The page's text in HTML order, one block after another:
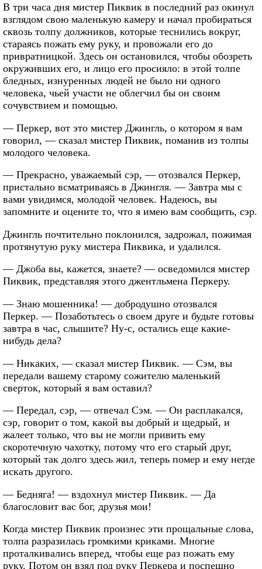
В три часа дня мистер Пиквик в последний раз окинул
взглядом свою маленькую камеру и начал пробираться
сквозь толпу должников, которые теснились вокруг,
стараясь пожать ему руку, и провожали его до
привратницкой. Здесь он остановился, чтобы обозреть
окруживших его, и лицо его просияло: в этой толпе
бледных, изнуренных людей не было ни одного
человека, чьей участи не облегчил бы он своим
сочувствием и помощью.
— Перкер, вот это мистер Джингль, о котором я вам
говорил, — сказал мистер Пиквик, поманив из толпы
молодого человека.
— Прекрасно, уважаемый сэр, — отозвался Перкер,
пристально всматриваясь в Джингля. — Завтра мы с
вами увидимся, молодой человек. Надеюсь, вы
запомните и оцените то, что я имею вам сообщить, сэр.
Джингль почтительно поклонился, задрожал, пожимая
протянутую руку мистера Пиквика, и удалился.
— Джоба вы, кажется, знаете? — осведомился мистер
Пиквик, представляя этого джентльмена Перкеру.
— Знаю мошенника! — добродушно отозвался
Перкер. — Позаботьтесь о своем друге и будьте готовы
завтра в час, слышите? Ну-с, остались еще какие-
нибудь дела?
— Никаких, — сказал мистер Пиквик. — Сэм, вы
передали вашему старому сожителю маленький
сверток, который я вам оставил?
— Передал, сэр, — отвечал Сэм. — Он расплакался,
сэр, говорит о том, какой вы добрый и щедрый, и
жалеет только, что вы не могли привить ему
скоротечную чахотку, потому что его старый друг,
который так долго здесь жил, теперь помер и ему негде
искать другого.
— Бедняга! — вздохнул мистер Пиквик. — Да
благословит вас бог, друзья мои!
Когда мистер Пиквик произнес эти прощальные слова,
толпа разразилась громкими криками. Многие
проталкивались вперед, чтобы еще раз пожать ему
руку. Потом он взял под руку Перкера и поспешно